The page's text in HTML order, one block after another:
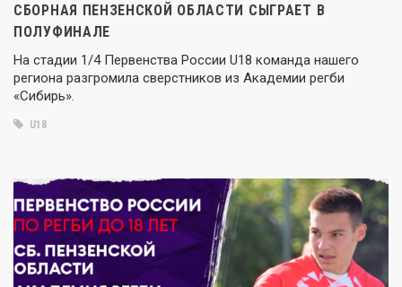
СБОРНАЯ ПЕНЗЕНСКОЙ ОБЛАСТИ СЫГРАЕТ В
ПОЛУФИНАЛЕ
На стадии 1/4 Первенства России U18 команда нашего
региона разгромила сверстников из Академии регби
«Сибирь».
U18